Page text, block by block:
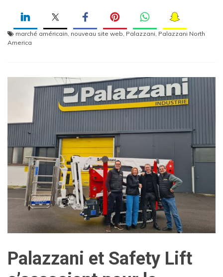
marché américain, nouveau site web, Palazzani, Palazzani North
America
Palazzani et Safety Lift